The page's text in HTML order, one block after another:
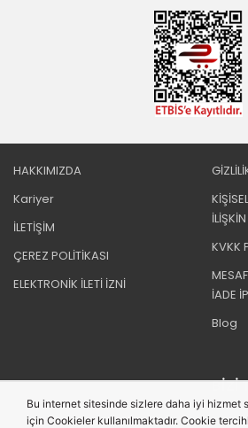
HAKKIMIZDA
Kariyer
İLETİŞİM
ÇEREZ POLİTİKASI
ELEKTRONİK İLETİ İZNİ
KVKK
İADE
Blog
BIZI
Bu internet sitesinde sizlere daha iyi hizmet
için Cookieler kullanılmaktadır. Cookie